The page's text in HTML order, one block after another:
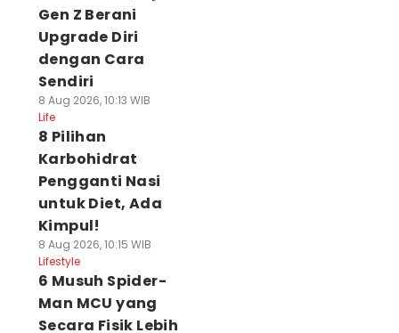
Gen Z Berani
Upgrade Diri
dengan Cara
Sendiri
8 Aug 2026, 10:13 WIB
Life
8 Pilihan
Karbohidrat
Pengganti Nasi
untuk Diet, Ada
Kimpul!
8 Aug 2026, 10:15 WIB
Lifestyle
6 Musuh Spider-
Man MCU yang
Secara Fisik Lebih